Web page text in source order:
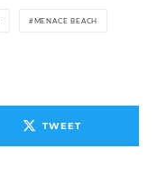
MENACE BEACH
TWEET